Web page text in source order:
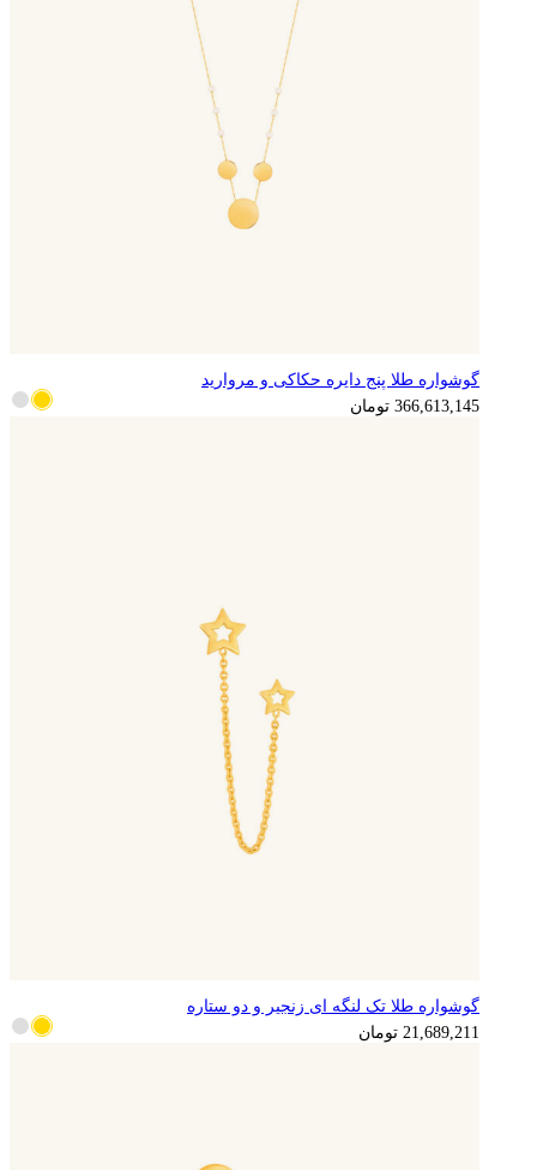
گوشواره طلا پنج دایره حکاکی و مروارید
366,613,145 تومان
5,422,303 تومان
گوشواره طلا تک لنگه ای زنجیر و دو ستاره
21,689,211 تومان